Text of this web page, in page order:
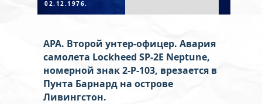
02.12.1976.
АРА. Второй унтер-офицер. Авария
самолета Lockheed SP-2E Neptune,
номерной знак 2-P-103, врезается в
Пунта Барнард на острове
Ливингстон.